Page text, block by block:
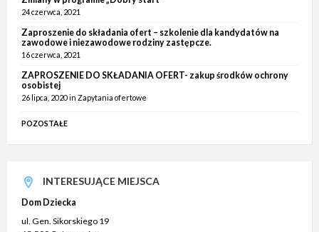
24 czerwca, 2021
Zaproszenie do składania ofert – szkolenie dla kandydatów na
zawodowe i niezawodowe rodziny zastępcze.
16 czerwca, 2021
ZAPROSZENIE DO SKŁADANIA OFERT- zakup środków ochrony
osobistej
26 lipca, 2020in Zapytania ofertowe
POZOSTAŁE
INTERESUJĄCE MIEJSCA
Dom Dziecka
ul. Gen. Sikorskiego 19